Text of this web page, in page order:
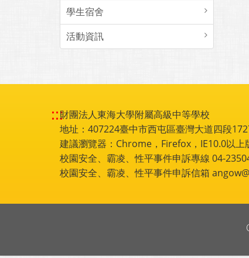
學生宿舍
活動資訊
:::財團法人東海大學附屬高級中等學校
地址：407224臺中市西屯區臺灣大道四段
建議瀏覽器：Chrome，Firefox，IE10.0以
校園安全、霸凌、性平事件申訴專線 04-
校園安全、霸凌、性平事件申訴信箱